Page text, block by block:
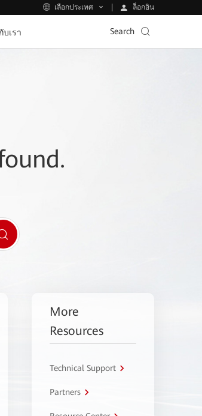
เลือกประเทศ ล็อกอิน
บเรา Search
More
Resources
Technical Support
Partners